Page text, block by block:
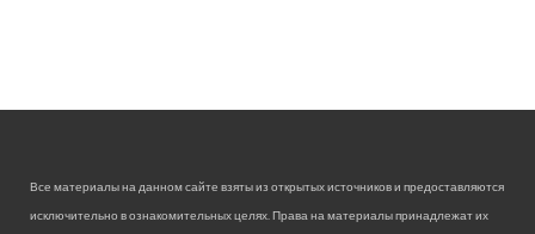
Все материалы на данном сайте взяты из открытых источников и предоставляются
исключительно в ознакомительных целях. Права на материалы принадлежат их